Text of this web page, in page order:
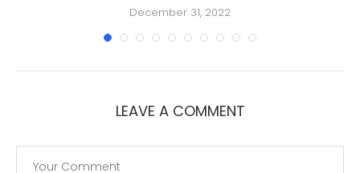
December 31, 2022
LEAVE A COMMENT